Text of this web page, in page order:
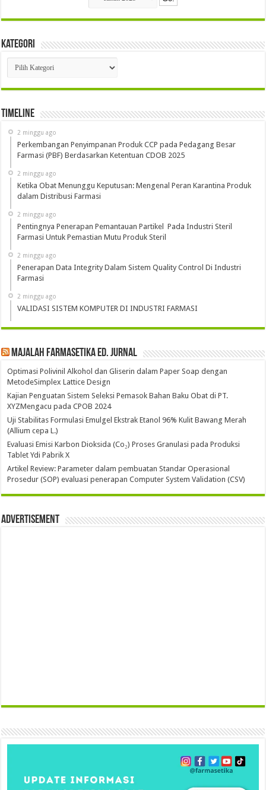
Kategori
Kategori
Timeline
2 minggu ago
Perkembangan Penyimpanan Produk CCP pada Pedagang Besar
Farmasi (PBF) Berdasarkan Ketentuan CDOB 2025
2 minggu ago
Ketika Obat Menunggu Keputusan: Mengenal Peran Karantina Produk
dalam Distribusi Farmasi
2 minggu ago
Pentingnya Penerapan Pemantauan Partikel Pada Industri Steril
Farmasi Untuk Pemastian Mutu Produk Steril
2 minggu ago
Penerapan Data Integrity Dalam Sistem Quality Control Di Industri
Farmasi
2 minggu ago
VALIDASI SISTEM KOMPUTER DI INDUSTRI FARMASI
Majalah Farmasetika Ed. Jurnal
Optimasi Polivinil Alkohol dan Gliserin dalam Paper Soap dengan
MetodeSimplex Lattice Design
Kajian Penguatan Sistem Seleksi Pemasok Bahan Baku Obat di PT.
XYZMengacu pada CPOB 2024
Uji Stabilitas Formulasi Emulgel Ekstrak Etanol 96% Kulit Bawang Merah
(Allium cepa L.)
Evaluasi Emisi Karbon Dioksida (Co₂) Proses Granulasi pada Produksi
Tablet Ydi Pabrik X
Artikel Review: Parameter dalam pembuatan Standar Operasional
Prosedur (SOP) evaluasi penerapan Computer System Validation (CSV)
Advertisement